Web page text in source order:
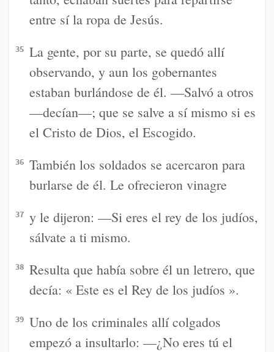
entre sí la ropa de Jesús.
35 La gente, por su parte, se quedó allí
observando, y aun los gobernantes
estaban burlándose de él. —Salvó a otros
—decían—; que se salve a sí mismo si es
el Cristo de Dios, el Escogido.
36 También los soldados se acercaron para
burlarse de él. Le ofrecieron vinagre
37 y le dijeron: —Si eres el rey de los judíos,
sálvate a ti mismo.
38 Resulta que había sobre él un letrero, que
decía: « Este es el Rey de los judíos ».
39 Uno de los criminales allí colgados
empezó a insultarlo: —¿No eres tú el